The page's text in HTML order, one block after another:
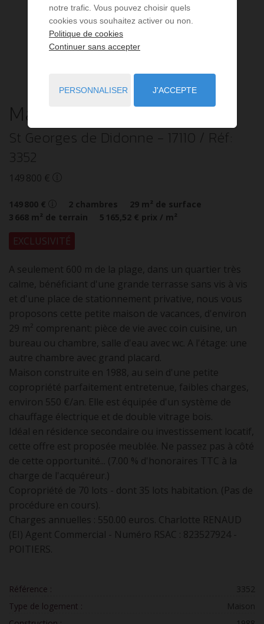
Maison 3 piècesà vendre
St Georges de Didonne - 17110 / Réf:
3352
149 800 €
149 800 € 2 chambres 29 m² de surface
3 668 m² de terrain 5 165,52 € prix / m²
EXCLUSIVITÉ
A seulement 600 m de la plage, dans un quartier très
calme, bénéficiant d'une grande terrasse sans vis à vis
et d'une place de stationnement privative, nous vous
proposons cette petite maison de vacances, d'environ
29 m² comprenant: pièce de vie avec coin cuisine, un
bureau ou chambre, salle d'eau avec wc. A l'étage: une
autre chambre avec grand placard.
Maison construite en 1988, au sein d'une petite
copropriété parfaitement entretenue, faibles charges,
environ 550 €/an. Elle est équipée d'un système de
chauffage électrique et de double vitrage bois.
Idéal en résidence secondaire ou investissement locatif,
cette offre est proposée meublée. Ne passez pas à côté
de cette opportunité... (7.00 % d'honoraires TTC à la
charge de l'acquéreur.)
Copropriété de 70 lots - dont 35 lots habitation. (Pas de
procédure en cours).
Charges annuelles : 550.00 euros. Charlotte RENAUD
(EI) Agent Commercial - Numéro RSAC : 823527924 -
POITIERS.
Référence :
3352
Type de logement :
Maison
notre trafic. Vous pouvez choisir quels
cookies vous souhaitez activer ou non.
Politique de cookies
Continuer sans accepter
PERSONNALISER J'ACCEPTE